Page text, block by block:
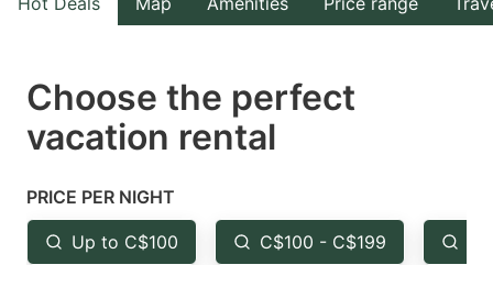
the
select
a
Press
the
question
the
select
the
question
Choose the perfect
vacation rental
PRICE PER NIGHT
Up to C$100 C$100 - C$199